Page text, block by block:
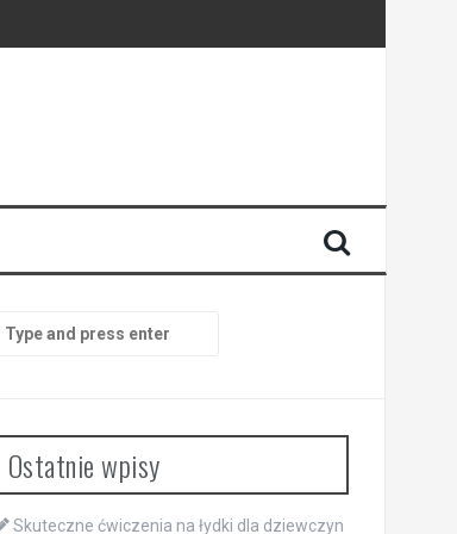
for:
Ostatnie wpisy
Skuteczne ćwiczenia na łydki dla dziewczyn